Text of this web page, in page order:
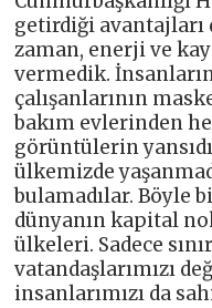
getirdiği avantajları
zaman, enerji ve
vermedik.
çalışanlarının
bakım evlerinden
görüntülerin
ülkemizde
bulamadılar. Böyle
dünyanın kapital
ülkeleri. Sadece
vatandaşlarımızı
insanlarımızı da